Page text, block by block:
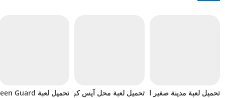
تحميل لعبة مدينة صغير الباندا الأميرة مهكرة للاندرويد 2024
تحميل لعبة محل آيس كريم صغير الباندا مهكرة
تحميل لعبة Little Panda Green Guard مهكرة للاندرويد 2024